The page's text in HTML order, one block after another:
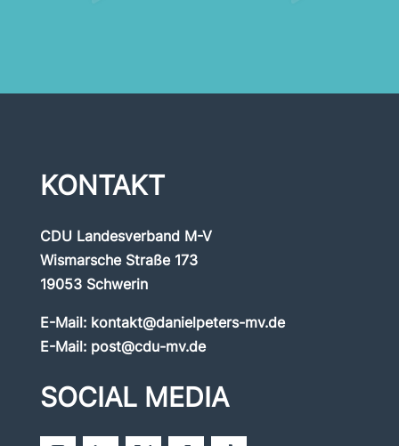
KONTAKT
CDU Landesverband M-V
Wismarsche Straße 173
19053 Schwerin
E-Mail: kontakt@danielpeters-mv.de
E-Mail: post@cdu-mv.de
SOCIAL MEDIA